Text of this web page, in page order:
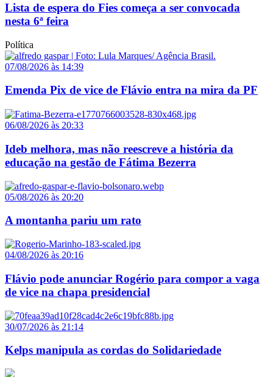
Lista de espera do Fies começa a ser convocada
nesta 6ª feira
Política
07/08/2026 às 14:39
Emenda Pix de vice de Flávio entra na mira da PF
06/08/2026 às 20:33
Ideb melhora, mas não reescreve a história da
educação na gestão de Fátima Bezerra
05/08/2026 às 20:20
A montanha pariu um rato
04/08/2026 às 20:16
Flávio pode anunciar Rogério para compor a vaga
de vice na chapa presidencial
30/07/2026 às 21:14
Kelps manipula as cordas do Solidariedade